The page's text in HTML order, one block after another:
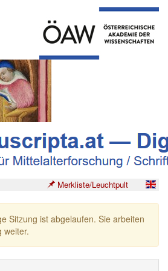
Merkliste/Leuchtpult
Sitzung ist abgelaufen. Sie arbeiten
weiter.